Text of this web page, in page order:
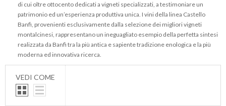
di cui oltre ottocento dedicati a vigneti specializzati, a testimoniare un
patrimonio ed un’esperienza produttiva unica. I vini della linea Castello
Banfi, provenienti esclusivamente dalla selezione dei migliori vigneti
montalcinesi, rappresentano un ineguagliato esempio della perfetta sintesi
realizzata da Banfi tra la più antica e sapiente tradizione enologica e la più
moderna ed innovativa ricerca.
VEDI COME